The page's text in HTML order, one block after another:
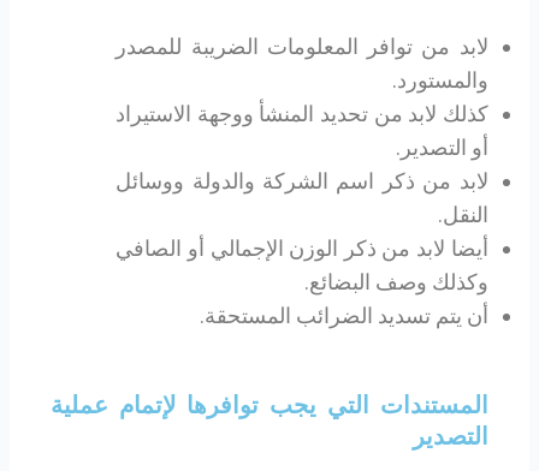
لابد من توافر المعلومات الضريبة للمصدر
والمستورد.
كذلك لابد من تحديد المنشأ ووجهة الاستيراد
أو التصدير.
لابد من ذكر اسم الشركة والدولة ووسائل
النقل.
أيضا لابد من ذكر الوزن الإجمالي أو الصافي
وكذلك وصف البضائع.
أن يتم تسديد الضرائب المستحقة.
المستندات التي يجب توافرها لإتمام عملية
التصدير